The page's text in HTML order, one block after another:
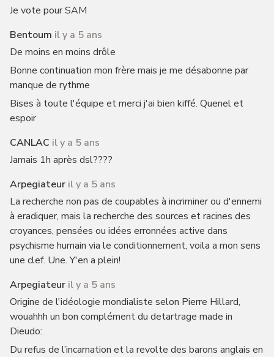
Je vote pour SAM
Bentoum il y a 5 ans
De moins en moins drôle
Bonne continuation mon frère mais je me désabonne par
manque de rythme
Bises à toute l'équipe et merci j'ai bien kiffé. Quenel et
espoir
CANLAC il y a 5 ans
Jamais 1h après dsl????
Arpegiateur il y a 5 ans
La recherche non pas de coupables à incriminer ou d'ennemi
à eradiquer, mais la recherche des sources et racines des
croyances, pensées ou idées erronnées active dans
psychisme humain via le conditionnement, voila a mon sens
une clef. Une. Y'en a plein!
Arpegiateur il y a 5 ans
Origine de l'idéologie mondialiste selon Pierre Hillard,
wouahhh un bon complément du detartrage made in
Dieudo:
Du refus de l’incarnation et la revolte des barons anglais en